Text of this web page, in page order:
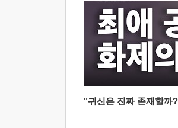
"귀신은 진짜 존재할까